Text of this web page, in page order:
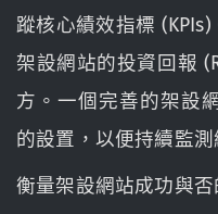
蹤核心績效指標
架設網站的投資回報
方。一個完善的架設
的設置，以便持續監測
衡量架設網站成功與否